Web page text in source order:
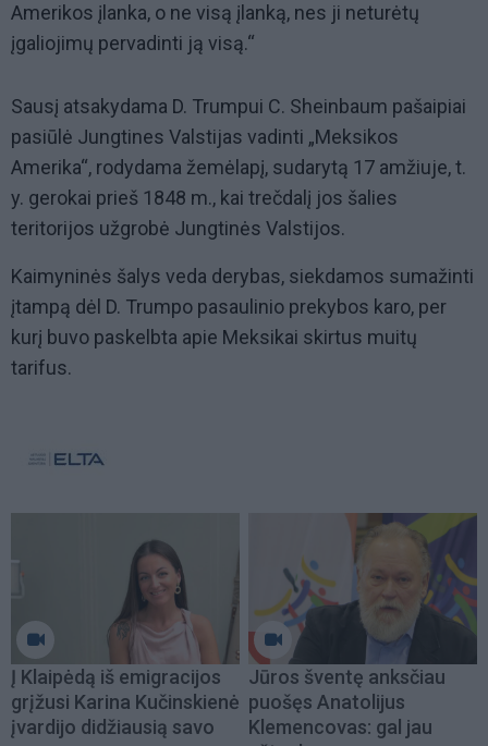
Amerikos įlanka, o ne visą įlanką, nes ji neturėtų
įgaliojimų pervadinti ją visą.“
Sausį atsakydama D. Trumpui C. Sheinbaum pašaipiai
pasiūlė Jungtines Valstijas vadinti „Meksikos
Amerika“, rodydama žemėlapį, sudarytą 17 amžiuje, t.
y. gerokai prieš 1848 m., kai trečdalį jos šalies
teritorijos užgrobė Jungtinės Valstijos.
Kaimyninės šalys veda derybas, siekdamos sumažinti
įtampą dėl D. Trumpo pasaulinio prekybos karo, per
kurį buvo paskelbta apie Meksikai skirtus muitų
tarifus.
Į Klaipėdą iš emigracijos
grįžusi Karina Kučinskienė
įvardijo didžiausią savo
Jūros šventę anksčiau
puošęs Anatolijus
Klemencovas: gal jau